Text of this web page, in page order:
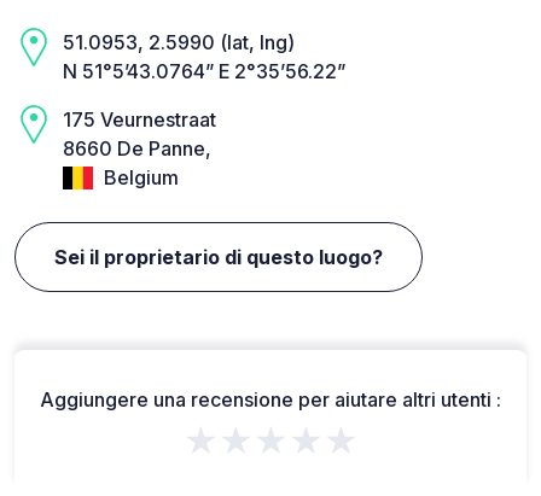
51.0953, 2.5990 (lat, lng)
N 51°5’43.0764” E 2°35’56.22”
175 Veurnestraat
8660 De Panne,
Belgium
Sei il proprietario di questo luogo?
Aggiungere una recensione per aiutare altri utenti :
★★★★★